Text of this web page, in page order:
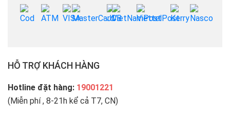
HỖ TRỢ KHÁCH HÀNG
Hotline đặt hàng: 19001221
(Miễn phí , 8-21h kể cả T7, CN)